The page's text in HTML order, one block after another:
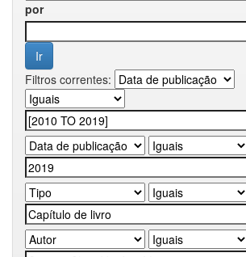
por
Filtros correntes: